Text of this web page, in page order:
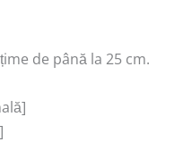
de până la 25 cm.